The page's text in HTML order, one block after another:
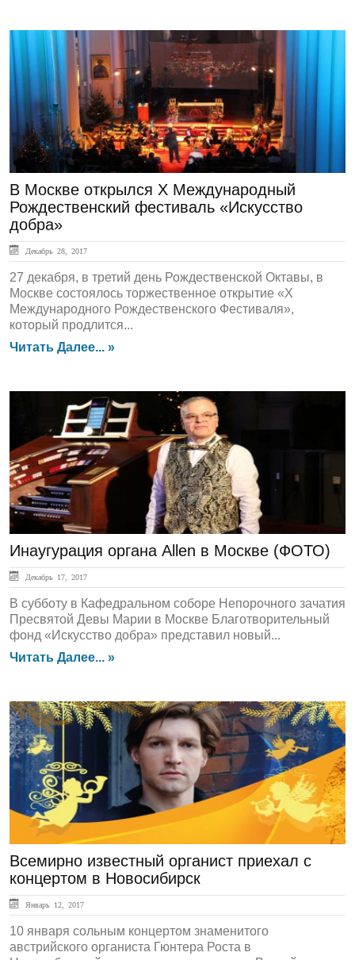
ЛЕНТА НОВОСТЕЙ
В Москве открылся Х Международный
Рождественский фестиваль «Искусство
добра»
Декабрь 28, 2017
27 декабря, в третий день Рождественской Октавы, в
Москве состоялось торжественное открытие «Х
Международного Рождественского Фестиваля»,
который продлится...
Читать Далее... »
ЛЕНТА НОВОСТЕЙ
Инаугурация органа Allen в Москве (ФОТО)
Декабрь 17, 2017
В субботу в Кафедральном соборе Непорочного зачатия
Пресвятой Девы Марии в Москве Благотворительный
фонд «Искусство добра» представил новый...
Читать Далее... »
ГЛАВНАЯ
Всемирно известный органист приехал с
концертом в Новосибирск
Январь 12, 2017
10 января сольным концертом знаменитого
австрийского органиста Гюнтера Роста в